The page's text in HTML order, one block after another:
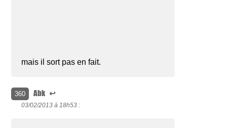
mais il sort pas en fait.
360 Abk ↩
03/02/2013 à 18h53 :